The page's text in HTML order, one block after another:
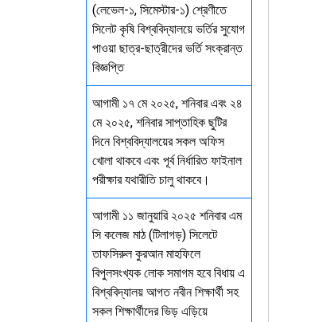
(লেভেল-১, সিমেস্টার-১) শ্রেণীতে
সিলেট কৃষি বিশ্ববিদ্যালয়ে ভর্তির সুযোগ
পাওয়া ছাত্র-ছাত্রীদের ভর্তি সংক্রান্ত
বিজ্ঞপ্তি
আগামী ১৭ মে ২০২৫, শনিবার এবং ২৪
মে ২০২৫, শনিবার সাপ্তাহিক ছুটির
দিনে বিশ্ববিদ্যালয়ের সকল অফিস
খোলা থাকবে এবং পূর্ব নির্ধারিত ফাইনাল
পরীক্ষার যথারীতি চালু থাকবে।
আগামী ১১ জানুয়ারি ২০২৫ শনিবার এম
সি কলেজ মাঠ (টিলাগড়) সিলেটে
তাফসিরুল কুরআন মাহফিলে
বিপুলসংখ্যক লোক সমাগম হবে বিধায় এ
বিশ্ববিদ্যালয় আগত নবীন শিক্ষার্থী সহ
সকল শিক্ষার্থীদের ভিড় এড়িয়ে